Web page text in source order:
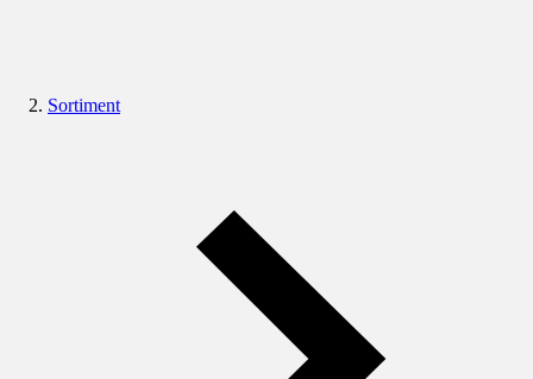
Sortiment